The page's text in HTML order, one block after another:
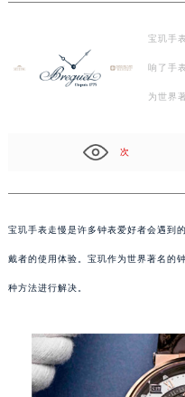
宝玑手
响了手
为世界
次
宝玑手表走慢是许多钟表爱好者会遇到
戴者的使用体验。宝玑作为世界著名的
种方法进行解决。